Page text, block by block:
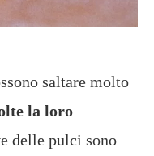
saltare molto
la loro
delle pulci sono